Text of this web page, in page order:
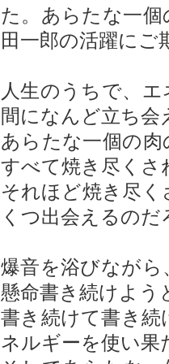
た。あらたな一
田一郎の活躍にご
人生のうちで、
間になんど立ち会
あらたな一個の
すべて焼き尽くさ
それほど焼き尽
くつ出会えるのだ
爆音を浴びなが
懸命書き続けよう
書き続けて書き
ネルギーを使い果